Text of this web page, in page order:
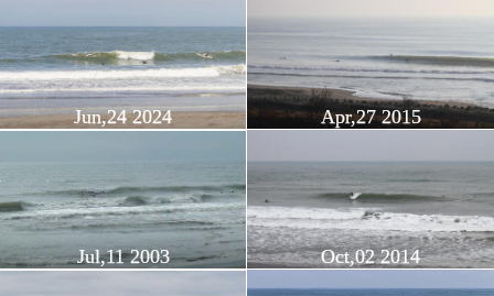
Jun,24 2024 Apr,27 2015
Jul,11 2003 Oct,02 2014